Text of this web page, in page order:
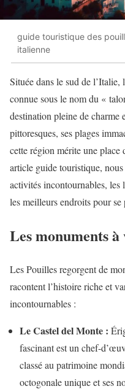
guide touristique des
italienne
Située dans le sud de
connue sous le nom du «
destination pleine de charme
pittoresques, ses plages
cette région mérite une place
article guide touristique,
activités incontournables, les
les meilleurs endroits pour se
Les monuments
Les Pouilles regorgent de
racontent l’histoire riche et
incontournables :
Le Castel del Monte :
fascinant est un chef-
classé au patrimoine
octogonale unique et ses